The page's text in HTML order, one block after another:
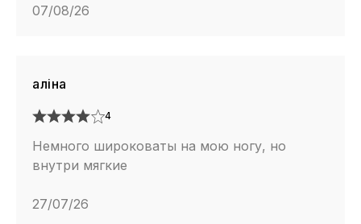
07/08/26
алiна
4
Немного широковаты на мою ногу, но
внутри мягкие
27/07/26